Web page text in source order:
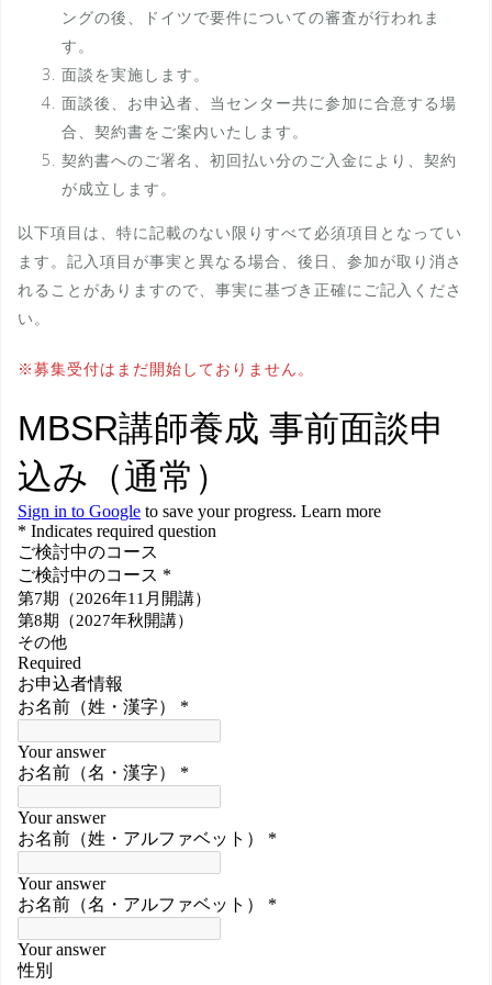
ングの後、ドイツで要件についての審査が行われま
す。
面談を実施します。
面談後、お申込者、当センター共に参加に合意する場
合、契約書をご案内いたします。
契約書へのご署名、初回払い分のご入金により、契約
が成立します。
以下項目は、特に記載のない限りすべて必須項目となってい
ます。記入項目が事実と異なる場合、後日、参加が取り消さ
れることがありますので、事実に基づき正確にご記入くださ
い。
※募集受付はまだ開始しておりません。